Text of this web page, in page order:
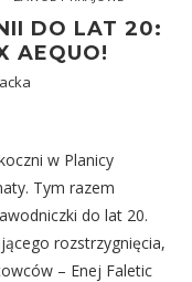
DO LAT 20:
AEQUO!
w Planicy
Tym razem
do lat 20.
rozstrzygnięcia,
– Enej Faletic